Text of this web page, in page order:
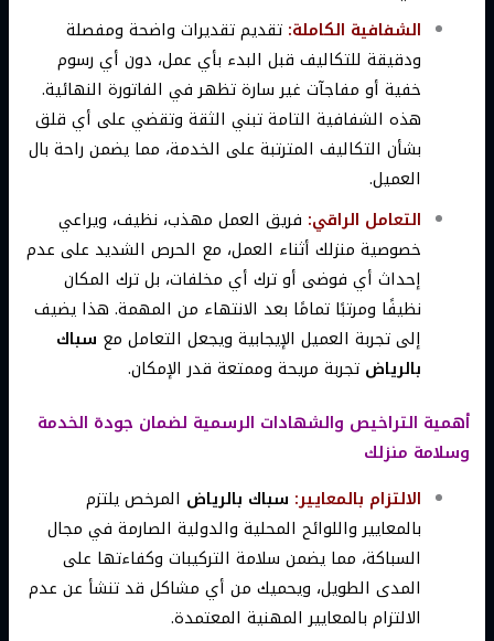
الشفافية الكاملة: تقديم تقديرات واضحة ومفصلة
ودقيقة للتكاليف قبل البدء بأي عمل، دون أي رسوم
خفية أو مفاجآت غير سارة تظهر في الفاتورة النهائية.
هذه الشفافية التامة تبني الثقة وتقضي على أي قلق
بشأن التكاليف المترتبة على الخدمة، مما يضمن راحة بال
العميل.
التعامل الراقي: فريق العمل مهذب، نظيف، ويراعي
خصوصية منزلك أثناء العمل، مع الحرص الشديد على عدم
إحداث أي فوضى أو ترك أي مخلفات، بل ترك المكان
نظيفًا ومرتبًا تمامًا بعد الانتهاء من المهمة. هذا يضيف
إلى تجربة العميل الإيجابية ويجعل التعامل مع سباك
بالرياض تجربة مريحة وممتعة قدر الإمكان.
أهمية التراخيص والشهادات الرسمية لضمان جودة الخدمة
وسلامة منزلك
الالتزام بالمعايير: سباك بالرياض المرخص يلتزم
بالمعايير واللوائح المحلية والدولية الصارمة في مجال
السباكة، مما يضمن سلامة التركيبات وكفاءتها على
المدى الطويل، ويحميك من أي مشاكل قد تنشأ عن عدم
الالتزام بالمعايير المهنية المعتمدة.